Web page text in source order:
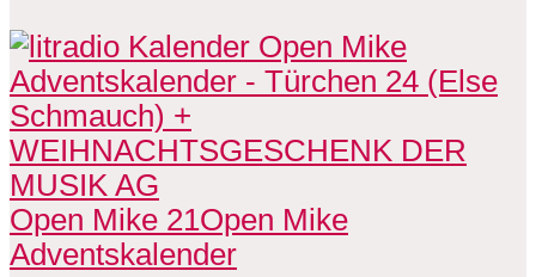
Open Mike 21Open Mike
Adventskalender